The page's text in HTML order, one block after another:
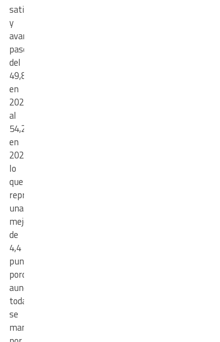
satisfactorios
y
avanzados
pasó
del
49,8%
en
2023
al
54,2%
en
2025,
lo
que
representa
una
mejora
de
4,4
puntos
porcentuales,
aunque
todavía
se
mantiene